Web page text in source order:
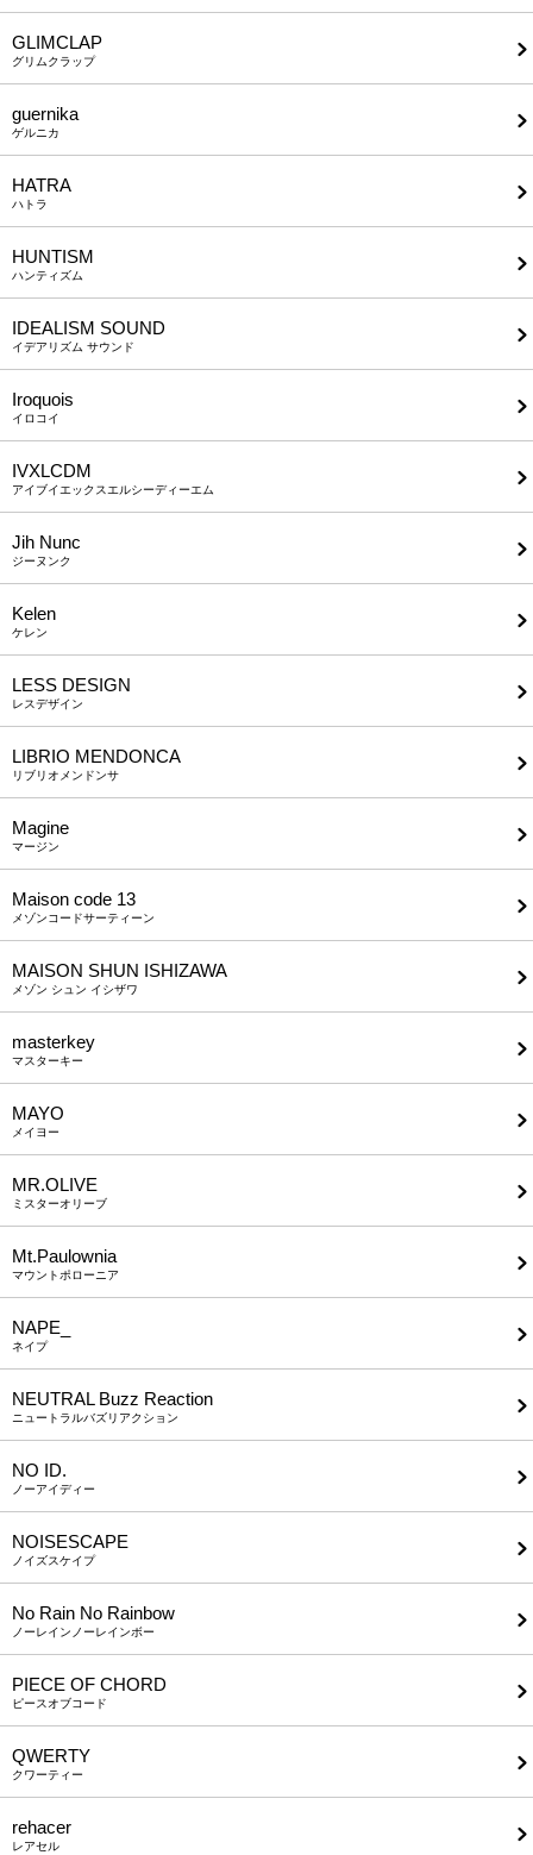
GLIMCLAP
グリムクラップ
guernika
ゲルニカ
HATRA
ハトラ
HUNTISM
ハンティズム
IDEALISM SOUND
イデアリズム サウンド
Iroquois
イロコイ
IVXLCDM
アイブイエックスエルシーディーエム
Jih Nunc
ジーヌンク
Kelen
ケレン
LESS DESIGN
レスデザイン
LIBRIO MENDONCA
リブリオメンドンサ
Magine
マージン
Maison code 13
メゾンコードサーティーン
MAISON SHUN ISHIZAWA
メゾン シュン イシザワ
masterkey
マスターキー
MAYO
メイヨー
MR.OLIVE
ミスターオリーブ
Mt.Paulownia
マウントポローニア
NAPE_
ネイプ
NEUTRAL Buzz Reaction
ニュートラルバズリアクション
NO ID.
ノーアイディー
NOISESCAPE
ノイズスケイプ
No Rain No Rainbow
ノーレインノーレインボー
PIECE OF CHORD
ピースオブコード
QWERTY
クワーティー
rehacer
レアセル